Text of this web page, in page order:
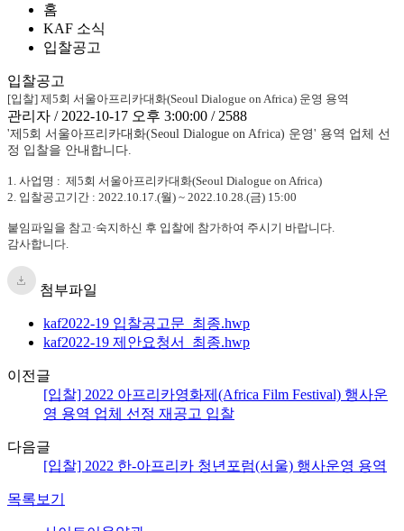
홈
KAF 소식
입찰공고
입찰공고
[입찰] 제5회 서울아프리카대화(Seoul Dialogue on Africa) 운영 용역
관리자 / 2022-10-17 오후 3:00:00 / 2588
'제5회 서울아프리카대화(Seoul Dialogue on Africa) 운영' 용역 업체 선
정 입찰을 안내합니다.
1. 사업명 : 제5회 서울아프리카대화(Seoul Dialogue on Africa)
2. 입찰공고기간 : 2022.10.17.(월) ~ 2022.10.28.(금) 15:00
붙임파일을 참고·숙지하신 후 입찰에 참가하여 주시기 바랍니다.
감사합니다.
첨부파일
kaf2022-19 입찰공고문_최종.hwp
kaf2022-19 제안요청서_최종.hwp
이전글
[입찰] 2022 아프리카영화제(Africa Film Festival) 행사운
영 용역 업체 선정 재공고 입찰
다음글
[입찰] 2022 한-아프리카 청년포럼(서울) 행사운영 용역
목록보기